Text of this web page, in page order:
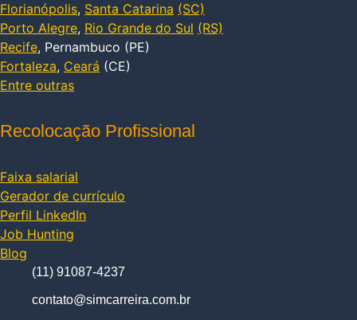
Florianópolis, Santa Catarina (SC)
Porto Alegre, Rio Grande do Sul (RS)
Recife, Pernambuco (PE)
Fortaleza, Ceará (CE)
Entre outras
Recolocação Profissional
Faixa salarial
Gerador de currículo
Perfil LinkedIn
Job Hunting
Blog
(11) 91087-4237
contato@simcarreira.com.br